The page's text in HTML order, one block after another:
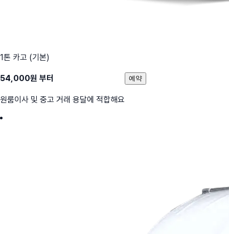
1톤 카고 (기본)
54,000원 부터
원룸이사 및 중고 거래 용달에 적합해요
예약